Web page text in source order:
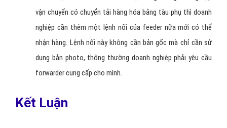
vận chuyển có chuyển tải hàng hóa bằng tàu phụ thì doanh
nghiệp cần thêm một lệnh nối của feeder nữa mới có thể
nhận hàng. Lệnh nối này không cần bản gốc mà chỉ cần sử
dụng bản photo, thông thường doanh nghiệp phải yêu cầu
forwarder cung cấp cho mình.
Kết Luận